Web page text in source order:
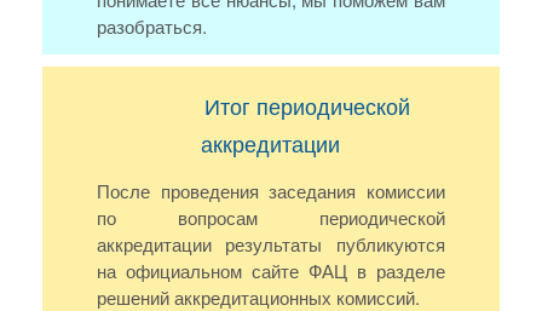
разобраться.
Итог периодической
аккредитации
После проведения заседания комиссии
по вопросам периодической
аккредитации результаты публикуются
на официальном сайте ФАЦ в разделе
решений аккредитационных комиссий.